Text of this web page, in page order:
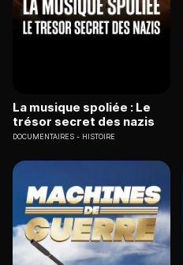
La musique spoliée : Le
trésor secret des nazis
DOCUMENTAIRES HISTOIRE